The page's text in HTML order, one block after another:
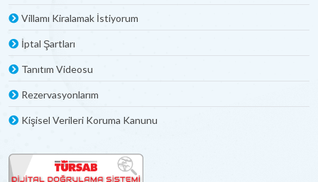
Villamı Kiralamak İstiyorum
İptal Şartları
Tanıtım Videosu
Rezervasyonlarım
Kişisel Verileri Koruma Kanunu